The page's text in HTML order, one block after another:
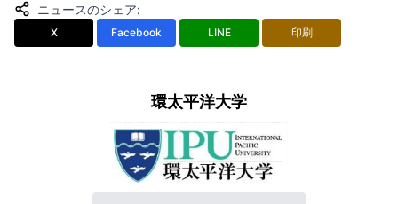
ニュースのシェア:
X Facebook LINE 印刷
環太平洋大学